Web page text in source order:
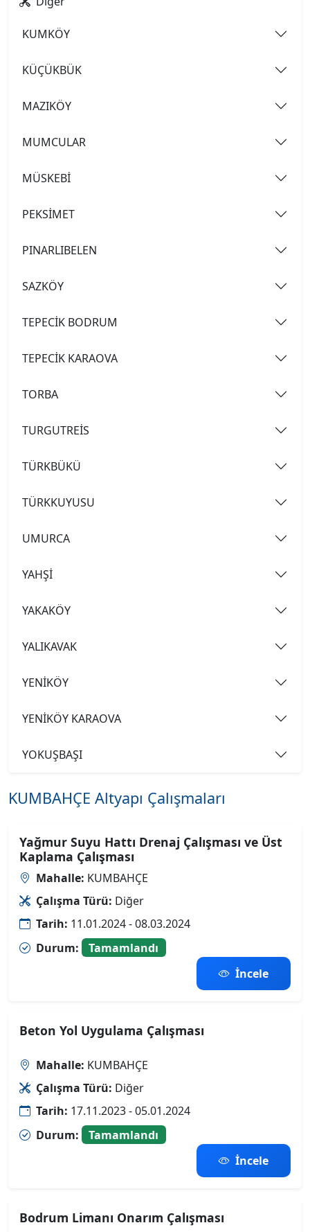
KUMKÖY
KÜÇÜKBÜK
MAZIKÖY
MUMCULAR
MÜSKEBİ
PEKSİMET
PINARLIBELEN
SAZKÖY
TEPECİK BODRUM
TEPECİK KARAOVA
TORBA
TURGUTREİS
TÜRKBÜKÜ
TÜRKKUYUSU
UMURCA
YAHŞİ
YAKAKÖY
YALIKAVAK
YENİKÖY
YENİKÖY KARAOVA
YOKUŞBAŞI
KUMBAHÇE Altyapı Çalışmaları
Yağmur Suyu Hattı Drenaj Çalışması ve Üst
Kaplama Çalışması
Mahalle: KUMBAHÇE
Çalışma Türü: Diğer
Tarih: 11.01.2024 - 08.03.2024
Durum:
Tamamlandı
İncele
Beton Yol Uygulama Çalışması
Mahalle: KUMBAHÇE
Çalışma Türü: Diğer
Tarih: 17.11.2023 - 05.01.2024
Durum:
Tamamlandı
İncele
Bodrum Limanı Onarım Çalışması